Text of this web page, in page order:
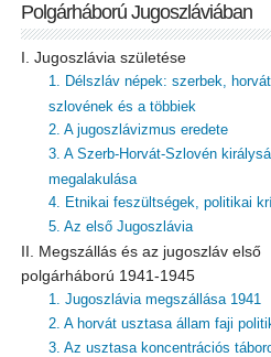
Polgárháború Jugoszláviában
I. Jugoszlávia születése
1. Délszláv népek: szerbek,
szlovének és a többiek
2. A jugoszlávizmus eredete
3. A Szerb-Horvát-Szlovén
megalakulása
4. Etnikai feszültségek, politikai
5. Az első Jugoszlávia
II. Megszállás és az jugoszláv első
polgárháború 1941-1945
1. Jugoszlávia megszállása 1941
2. A horvát usztasa állam faji
3. Az usztasa koncentrációs